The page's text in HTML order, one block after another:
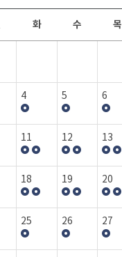
화 수 목
4 5 6
11 12 13
18 19 20
25 26 27